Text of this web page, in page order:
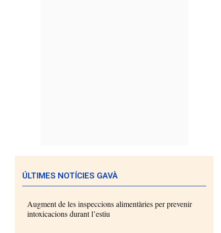
ÚLTIMES NOTÍCIES GAVÀ
Augment de les inspeccions alimentàries per prevenir
intoxicacions durant l’estiu